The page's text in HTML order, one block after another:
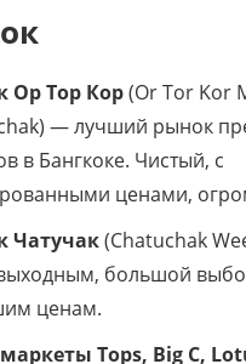
Ор Тор Кор(Or Tor Kor
— лучший рынок
в Бангкоке. Чистый, с
ценами,
Чатучак(Chatuchak
большой
ценам.
Tops, Big C,